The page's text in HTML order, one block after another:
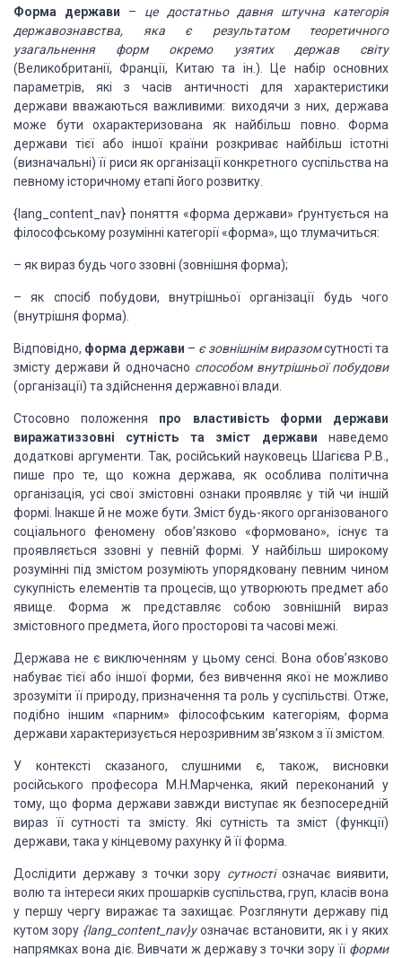
Форма держави – це достатньо давня штучна категорія
державознавства, яка є результатомтеоретичного
узагальнення форм окремо узятих держав світу
(Великобританії, Франції, Китаю та ін.). Це набір основних
параметрів, які з часів античності для характеристики
держави вважаються важливими: виходячи з них, держава
може бути охарактеризована як найбільш повно. Форма
держави тієї або іншої країни розкриває найбільш істотні
(визначальні) її риси як організації конкретного суспільства на
певному історичному етапі його розвитку.
{lang_content_nav} поняття «форма держави» ґрунтується на
філософському розумінні категорії «форма», що тлумачиться:
– як вираз будь чого ззовні (зовнішня форма);
– як спосіб побудови, внутрішньої організації будь чого
(внутрішня форма).
Відповідно, форма держави – є зовнішнім виразомсутності та
змісту держави й одночасно способомвнутрішньої побудови
(організації) та здійснення державної влади.
Стосовно положення про властивість форми держави
виражатиззовні сутність та зміст держави наведемо
додаткові аргументи. Так, російський науковець Шагієва Р.В.,
пише про те, що кожна держава, як особлива політична
організація, усі свої змістовні ознаки проявляє у тій чи іншій
формі. Інакше й не може бути. Зміст будь-якого організованого
соціального феномену обов’язково «формовано», існує та
проявляється ззовні у певній формі. У найбільш широкому
розумінні під змістом розуміють упорядковану певним чином
сукупність елементів та процесів, що утворюють предмет або
явище. Форма ж представляє собою зовнішній вираз
змістовного предмета, його просторові та часові межі.
Держава не є виключенням у цьому сенсі. Вона обов’язково
набуває тієї або іншої форми, без вивчення якої не можливо
зрозуміти її природу, призначення та роль у суспільстві. Отже,
подібно іншим «парним» філософським категоріям, форма
держави характеризується нерозривним зв’язком з її змістом.
У контексті сказаного, слушними є, також, висновки
російського професора М.Н.Марченка, який переконаний у
тому, що форма держави завжди виступає як безпосередній
вираз її сутності та змісту. Які сутність та зміст (функції)
держави, така у кінцевому рахунку й її форма.
Дослідити державу з точки зору сутностіозначає виявити,
волю та інтереси яких прошарків суспільства, груп, класів вона
у першу чергу виражає та захищає. Розглянути державу під
кутом зору {lang_content_nav}уозначає встановити, як і у яких
напрямках вона діє. Вивчати ж державу з точки зору її форми